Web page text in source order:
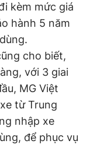
kèm mức giá
hành 5 năm
cho biết,
với 3 giai
MG Việt
từ Trung
nhập xe
để phục vụ